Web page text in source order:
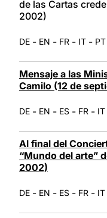
de las Cartas
2002)
DE - EN - FR - IT - PT
Mensaje a las
Camilo (12 de
DE - EN - ES - FR - IT
Al final del
“Mundo del arte”
2002)
DE - EN - ES - FR - IT